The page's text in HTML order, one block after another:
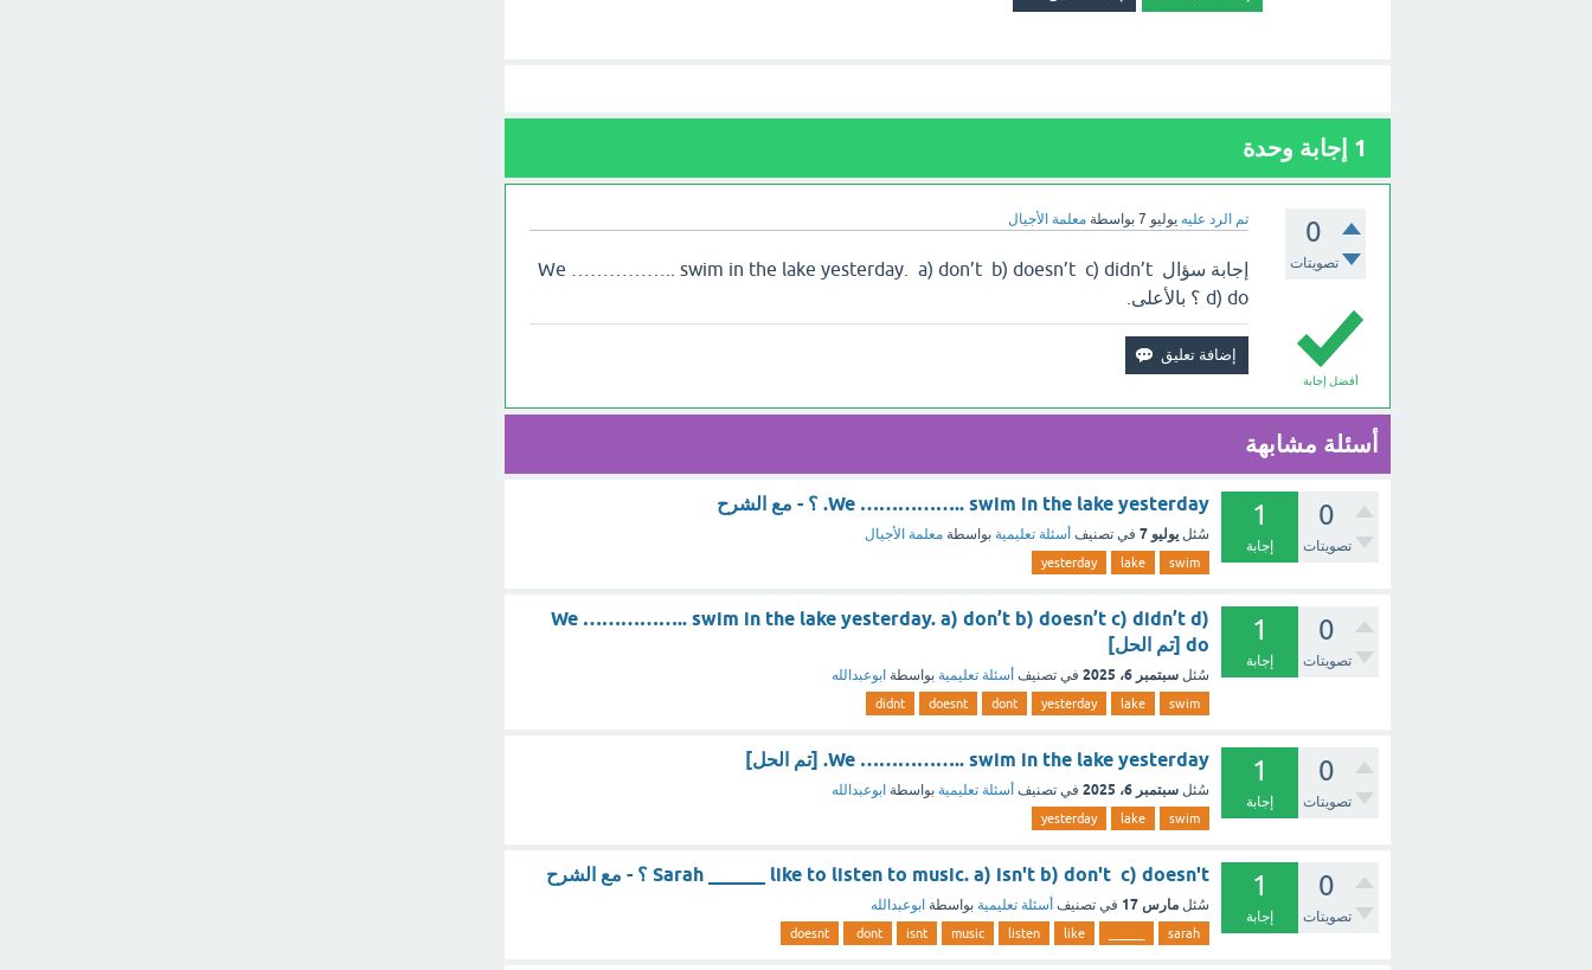
1 إجابة وحدة
0
تصويتات
تم الرد عليه يوليو 7 بواسطة معلمة الأجيال
أفضل إجابة
إجابة سؤال We …………….. swim in the lake yesterday. a) don’t b) doesn’t c) didn’t
d) do ؟ بالأعلى.
أسئلة مشابهة
0
تصويتات
1
إجابة
We …………….. swim in the lake yesterday. ؟ - مع الشرح
سُئل يوليو 7 في تصنيف أسئلة تعليمية بواسطة معلمة الأجيال
swim
lake
yesterday
0
تصويتات
1
إجابة
We …………….. swim in the lake yesterday. a) don’t b) doesn’t c) didn’t d)
do [تم الحل]
سُئل سبتمبر 6، 2025 في تصنيف أسئلة تعليمية بواسطة ابوعبدالله
swim
lake
yesterday
dont
doesnt
didnt
0
تصويتات
1
إجابة
We …………….. swim in the lake yesterday. [تم الحل]
سُئل سبتمبر 6، 2025 في تصنيف أسئلة تعليمية بواسطة ابوعبدالله
swim
lake
yesterday
0
تصويتات
1
إجابة
Sarah ______ like to listen to music. a) isn't b) don't c) doesn't ؟ - مع الشرح
سُئل مارس 17 في تصنيف أسئلة تعليمية بواسطة ابوعبدالله
sarah
like
listen
music
isnt
dont
doesnt